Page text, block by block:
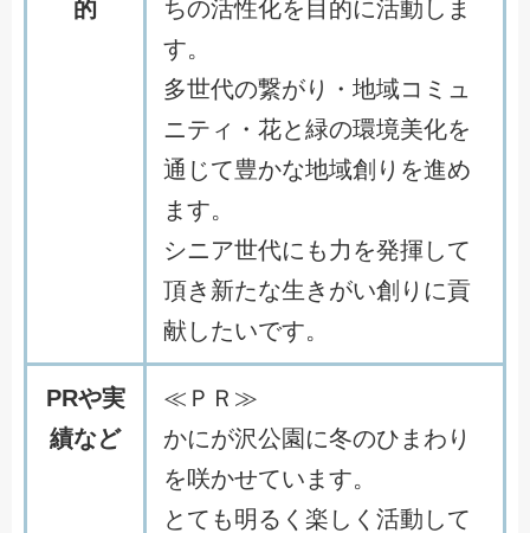
的
ちの活性化を目的に活動しま
す。
多世代の繋がり・地域コミュ
ニティ・花と緑の環境美化を
通じて豊かな地域創りを進め
ます。
シニア世代にも力を発揮して
頂き新たな生きがい創りに貢
献したいです。
PRや実
績など
≪ＰＲ≫
かにが沢公園に冬のひまわり
を咲かせています。
とても明るく楽しく活動して